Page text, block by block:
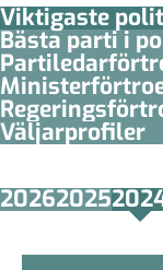
Viktigaste
Bästa parti i
Väljarprofiler
20262025